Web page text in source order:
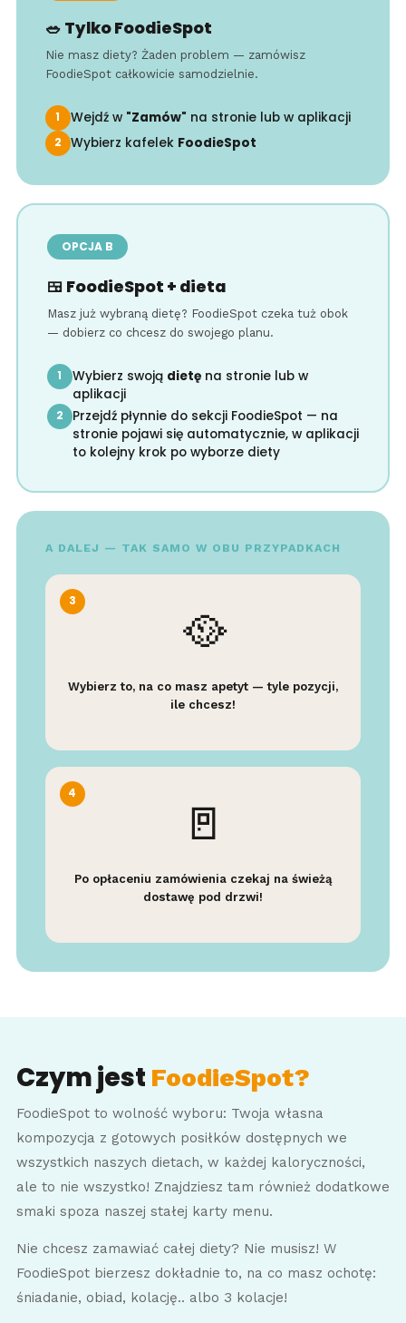
🥗 Tylko FoodieSpot
Nie masz diety? Żaden problem — zamówisz
FoodieSpot całkowicie samodzielnie.
1 Wejdź w "Zamów" na stronie lub w aplikacji
2 Wybierz kafelek FoodieSpot
OPCJA B
🍱 FoodieSpot + dieta
Masz już wybraną dietę? FoodieSpot czeka tuż obok
— dobierz co chcesz do swojego planu.
1 Wybierz swoją dietęna stronie lub w
aplikacji
2
Przejdź płynnie do sekcji FoodieSpot — na
stronie pojawi się automatycznie, w aplikacji
to kolejny krok po wyborze diety
A DALEJ — TAK SAMO W OBU PRZYPADKACH
3 🥘
Wybierz to, na co masz apetyt — tyle pozycji,
ile chcesz!
4 🚪
Po opłaceniu zamówienia czekaj na świeżą
dostawę pod drzwi!
Czym jest FoodieSpot?
FoodieSpot to wolność wyboru: Twoja własna
kompozycja z gotowych posiłków dostępnych we
wszystkich naszych dietach, w każdej kaloryczności,
ale to nie wszystko! Znajdziesz tam również dodatkowe
smaki spoza naszej stałej karty menu.
Nie chcesz zamawiać całej diety? Nie musisz! W
FoodieSpot bierzesz dokładnie to, na co masz ochotę:
śniadanie, obiad, kolację.. albo 3 kolacje!